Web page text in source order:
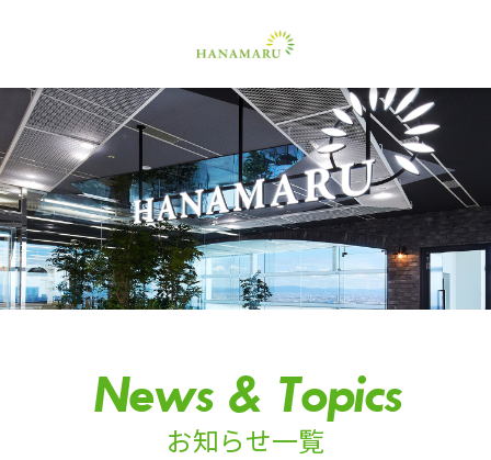
News & Topics
お知らせ一覧